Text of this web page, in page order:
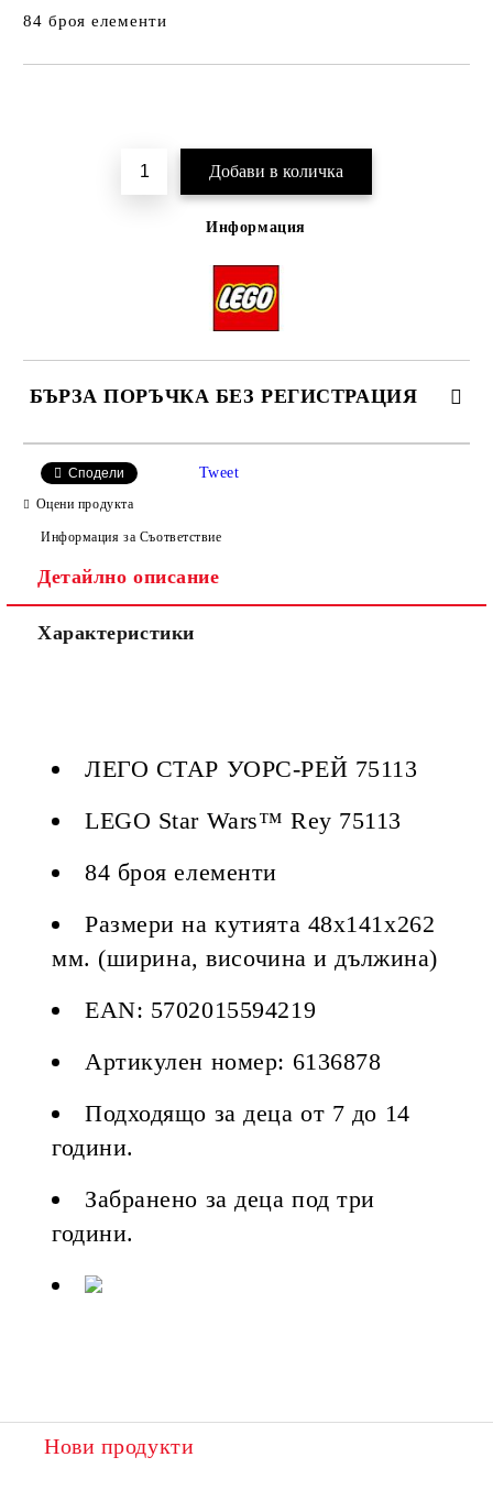
84 броя елементи
Информация
БЪРЗА ПОРЪЧКА БЕЗ РЕГИСТРАЦИЯ
Ние ще се свържем с вас в рамките на работния ден, за
Сподели Tweet
Оцени продукта
Информация за Съответствие
Детайлно описание
Характеристики
ЛЕГО СТАР УОРС-РЕЙ 75113
LEGO Star Wars™ Rey 75113
84 броя елементи
Размери на кутията 48х141х262
мм. (ширина, височина и дължина)
EAN: 5702015594219
Артикулен номер: 6136878
Подходящо за деца от 7 до 14
години.
Забранено за деца под три
години.
Нови продукти